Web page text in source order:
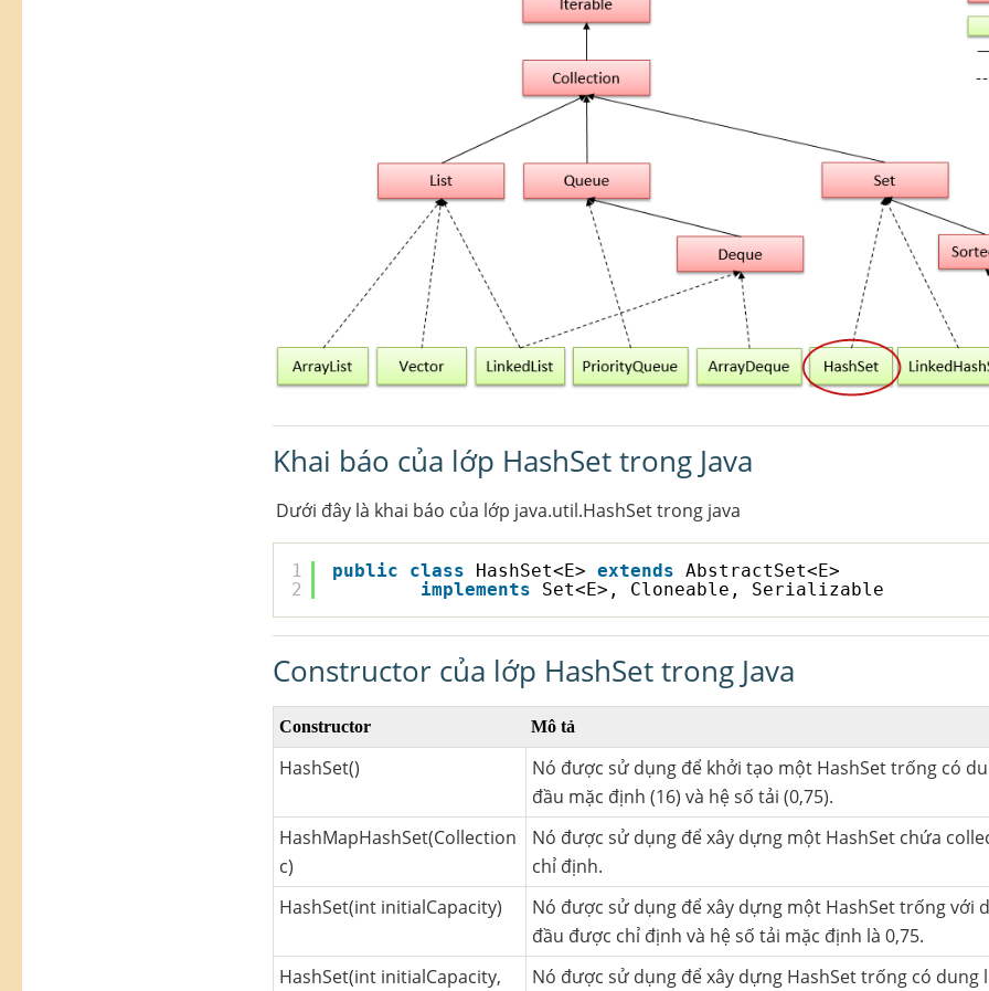
Khai báo của lớp HashSet trong Java
Dưới đây là khai báo của lớp java.util.HashSet trong java
1
2
public class HashSet<E> extends AbstractSet<E>
implements
Set<E>, Cloneable, Serializable
Constructor của lớp HashSet trong Java
Constructor Mô tả
HashSet()
Nó được sử dụng để khởi tạo một HashSet trống có
đầu mặc định (16) và hệ số tải (0,75).
HashMapHashSet(Collection
c)
Nó được sử dụng để xây dựng một HashSet chứa
chỉ định.
HashSet(int initialCapacity)
Nó được sử dụng để xây dựng một HashSet trống với
đầu được chỉ định và hệ số tải mặc định là 0,75.
HashSet(int initialCapacity,
Nó được sử dụng để xây dựng HashSet trống có dung